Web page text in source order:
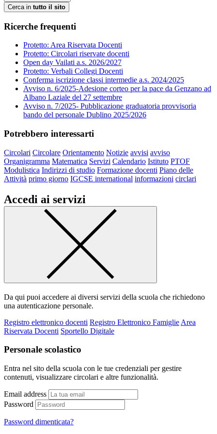
Cerca in tutto il sito
Ricerche frequenti
Protetto: Area Riservata Docenti
Protetto: Circolari riservate docenti
Open day Vailati a.s. 2026/2027
Protetto: Verbali Collegi Docenti
Conferma iscrizione classi intermedie a.s. 2024/2025
Avviso n. 6/2025-Adesione corteo per la pace da Genzano ad
Albano Laziale del 27 settembre
Avviso n. 7/2025- Pubblicazione graduatoria provvisoria
bando del personale Dublino 2025/2026
Potrebbero interessarti
Circolari Circolare Orientamento Notizie avvisi avviso
Organigramma Matematica Servizi Calendario Istituto PTOF
Modulistica Indirizzi di studio Formazione docenti Piano delle
Attività primo giorno IGCSE international informazioni circlari
Accedi ai servizi
Da qui puoi accedere ai diversi servizi della scuola che richiedono
una autenticazione personale.
Registro elettronico docenti Registro Elettronico Famiglie Area
Riservata Docenti Sportello Digitale
Personale scolastico
Entra nel sito della scuola con le tue credenziali per gestire
contenuti, visualizzare circolari e altre funzionalità.
Email address
Password
Password dimenticata?